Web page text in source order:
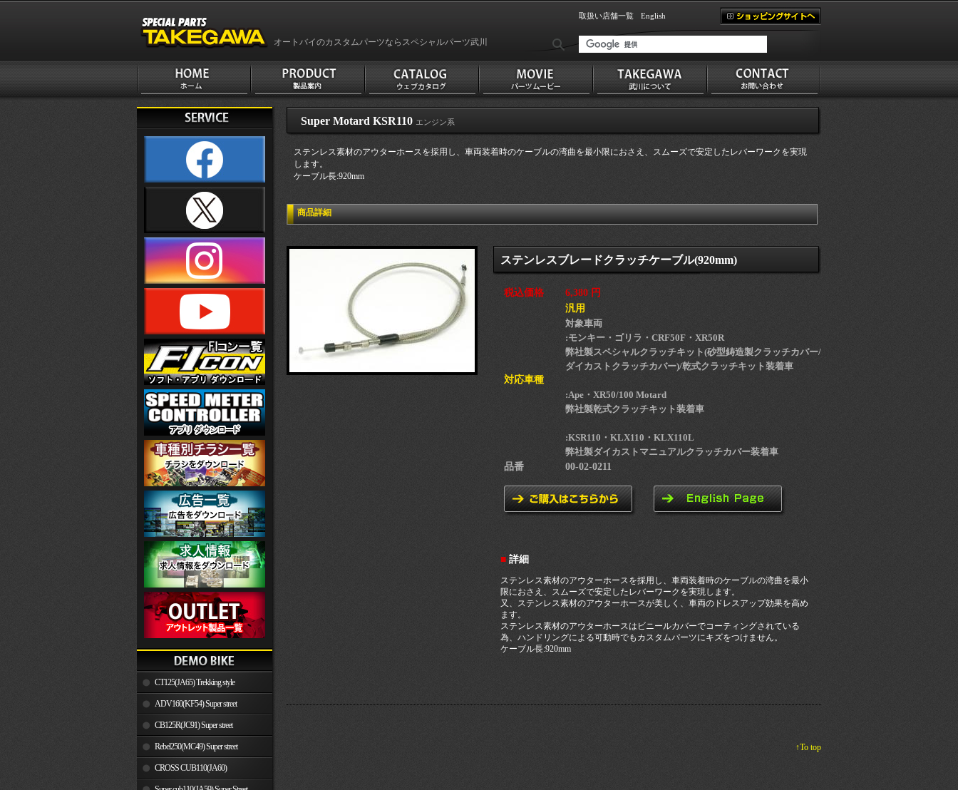
オートバイのカスタムパーツならスペシャルパーツ武川
取扱い店舗一覧 English
CT125(JA65) Trekking style
ADV160(KF54) Super street
CB125R(JC91) Super street
Rebel250(MC49) Super street
CROSS CUB110(JA60)
Super Motard KSR110 エンジン系
ステンレス素材のアウターホースを採用し、車両装着時のケーブルの湾曲を最小限におさえ、スムーズで安定したレバーワークを実現
します。
ケーブル長:920mm
商品詳細
ステンレスブレードクラッチケーブル(920mm)
税込価格 6,380 円
対応車種
汎用
対象車両
:モンキー・ゴリラ・CRF50F・XR50R
弊社製スペシャルクラッチキット(砂型鋳造製クラッチカバー/
ダイカストクラッチカバー)/乾式クラッチキット装着車
:Ape・XR50/100 Motard
弊社製乾式クラッチキット装着車
:KSR110・KLX110・KLX110L
弊社製ダイカストマニュアルクラッチカバー装着車
品番
00-02-0211
■ 詳細
ステンレス素材のアウターホースを採用し、車両装着時のケーブルの湾曲を最小
限におさえ、スムーズで安定したレバーワークを実現します。
又、ステンレス素材のアウターホースが美しく、車両のドレスアップ効果を高め
ます。
ステンレス素材のアウターホースはビニールカバーでコーティングされている
為、ハンドリングによる可動時でもカスタムパーツにキズをつけません。
ケーブル長:920mm
↑To top